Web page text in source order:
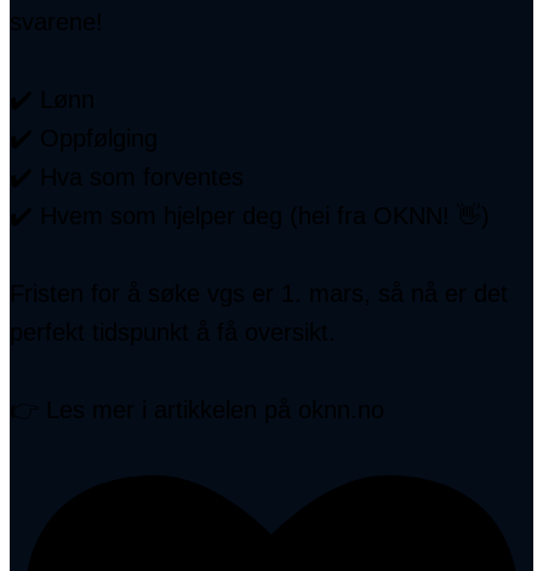
svarene!
✔️ Lønn
✔️ Oppfølging
✔️ Hva som forventes
✔️ Hvem som hjelper deg (hei fra OKNN! 👋)
Fristen for å søke vgs er 1. mars, så nå er det
perfekt tidspunkt å få oversikt.
👉 Les mer i artikkelen på oknn.no